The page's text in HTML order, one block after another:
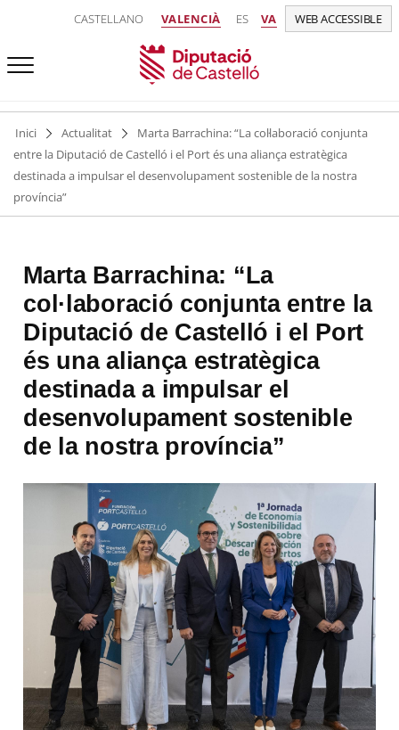
CASTELLANO VALENCIÀ ES VA WEB ACCESSIBLE
Inici Actualitat
Marta Barrachina: “La col·laboració conjunta
entre la Diputació de Castelló i el Port és una aliança estratègica
destinada a impulsar el desenvolupament sostenible de la nostra
província”
Marta Barrachina: “La
col·laboració conjunta entre la
Diputació de Castelló i el Port
és una aliança estratègica
destinada a impulsar el
desenvolupament sostenible
de la nostra província”